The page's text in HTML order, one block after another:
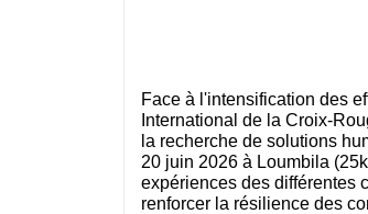
Face à l'intensification des
International de la Croix-
la recherche de solutions
20 juin 2026 à Loumbila
expériences des différentes
renforcer la résilience des